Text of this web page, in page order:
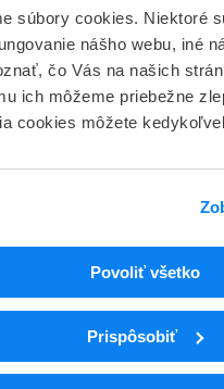
súbory cookies. Niektoré
nášho webu, iné
čo Vás na našich
ich môžeme priebežne
cookies môžete
Povoliť všetko
Prispôsobiť
GmbH, Nemecko
Imunosupresíva (zmena
Selektívne
Sirolimus